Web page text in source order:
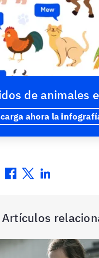
de animales
ahora la
Facebook
TwitterLinkedin
Artículos